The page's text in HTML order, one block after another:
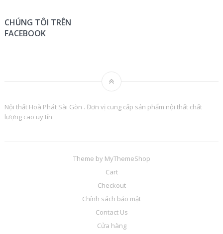
CHÚNG TÔI TRÊN
FACEBOOK
Nội thất Hoà Phát Sài Gòn . Đơn vị cung cấp sản phẩm nội thất chất
lượng cao uy tín
Theme by MyThemeShop
Cart
Checkout
Chính sách bảo mật
Contact Us
Cửa hàng